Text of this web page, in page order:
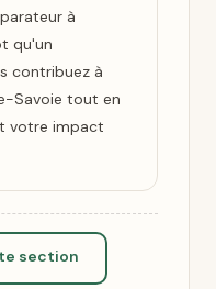
à
qu'un
contribuez à
Savoie tout en
votre impact
section